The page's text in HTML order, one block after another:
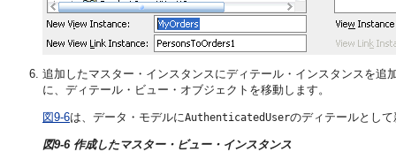
追加したマスター・インスタンスにディテール・インスタンスを追
に、ディテール・ビュー・オブジェクトを移動します。
図9-6は、データ・モデルにAuthenticatedUserのディテールとし
図9-6 作成したマスター・ビュー・インスタンス